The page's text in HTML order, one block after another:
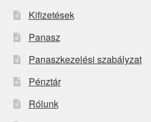
Kifizetések
Panasz
Panaszkezelési szabályzat
Pénztár
Rólunk